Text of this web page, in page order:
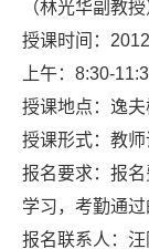
（林光华副教授
授课时间：
上午： 8:30-
授课地点：逸夫
授课形式：教
报名要求：报名
学习，考勤通
报名联系人：汪